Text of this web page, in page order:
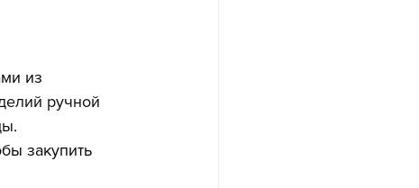
из
ручной
закупить